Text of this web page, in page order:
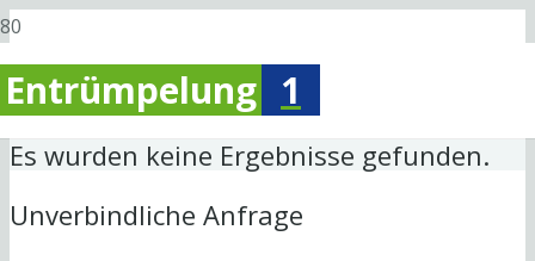
Entrümpelung 1
Es wurden keine Ergebnisse gefunden.
Unverbindliche Anfrage